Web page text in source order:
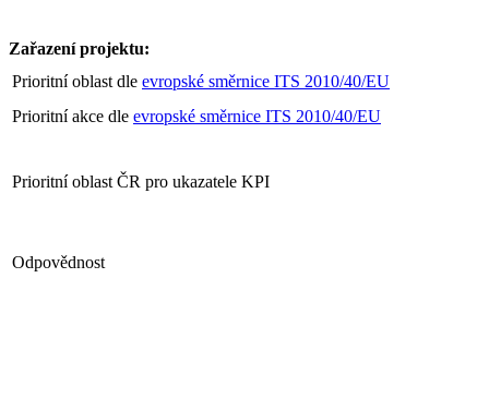
Zařazení projektu:
Prioritní oblast dle evropské směrnice ITS 2010/40/EU
Prioritní akce dle evropské směrnice ITS 2010/40/EU
Prioritní oblast ČR pro ukazatele KPI
Odpovědnost